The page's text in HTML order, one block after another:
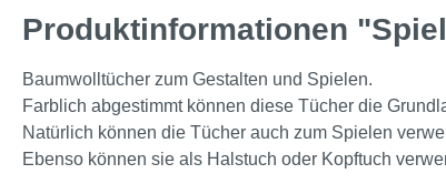
Produktinformationen
Baumwolltücher zum Gestalten und Spielen.
Farblich abgestimmt können diese Tücher die
Natürlich können die Tücher auch zum Spielen
Ebenso können sie als Halstuch oder Kopftuch